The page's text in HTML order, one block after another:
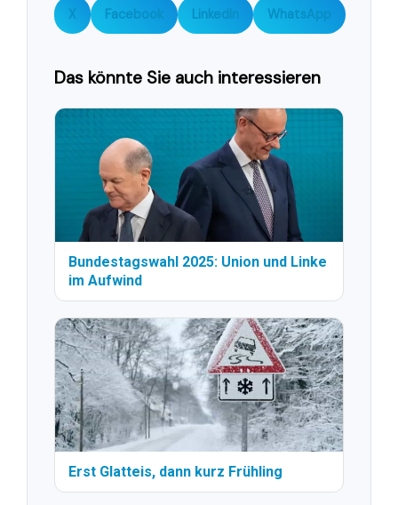
X Facebook LinkedIn WhatsApp
Das könnte Sie auch interessieren
Bundestagswahl 2025: Union und Linke
im Aufwind
Erst Glatteis, dann kurz Frühling